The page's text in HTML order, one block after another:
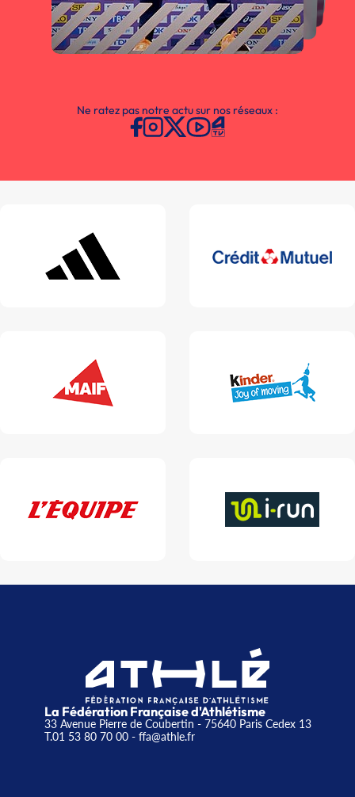
Ne ratez pas notre actu sur nos réseaux :
La Fédération Française d'Athlétisme
33 Avenue Pierre de Coubertin - 75640 Paris Cedex 13
T.01 53 80 70 00- ffa@athle.fr